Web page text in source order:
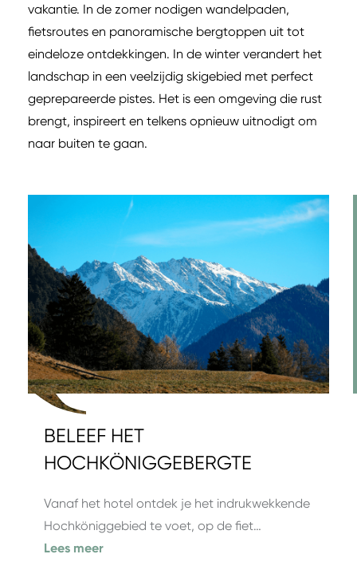
vakantie. In de zomer nodigen wandelpaden,
fietsroutes en panoramische bergtoppen uit tot
eindeloze ontdekkingen. In de winter verandert het
landschap in een veelzijdig skigebied met perfect
geprepareerde pistes. Het is een omgeving die rust
brengt, inspireert en telkens opnieuw uitnodigt om
naar buiten te gaan.
BELEEF HET
HOCHKÖNIGGEBERGTE
Vanaf het hotel ontdek je het indrukwekkende
Hochköniggebied te voet, op de fiet…
Lees meer